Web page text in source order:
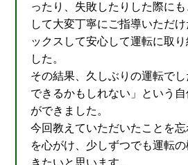
ったり、失敗したりした際に
して大変丁寧にご指導いただ
ックスして安心して運転に取
した。
その結果、久しぶりの運転で
できるかもしれない」という
ができました。
今回教えていただいたことを
を心がけ、少しずつでも運転